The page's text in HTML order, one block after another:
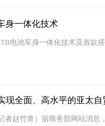
身一体化技术
电池车身一体化技术及首款
现全面、高水平的亚太自
者赵竹青）据商务部网站消